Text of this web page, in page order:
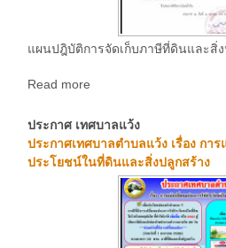
แผนปฎิบัติการจัดเก็บภาษีที่ดินและสิ่
Read more
ประกาศ เทศบาลแว้ง
ประกาศเทศบาลตำบลแว้ง เรื่อง กา
ประโยชน์ในที่ดินและสิ่งปลูกสร้าง